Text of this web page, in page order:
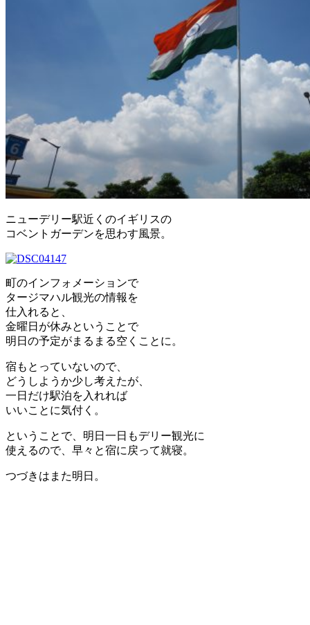
ニューデリー駅近くのイギリスの
コベントガーデンを思わす風景。
町のインフォメーションで
タージマハル観光の情報を
仕入れると、
金曜日が休みということで
明日の予定がまるまる空くことに。
宿もとっていないので、
どうしようか少し考えたが、
一日だけ駅泊を入れれば
いいことに気付く。
ということで、明日一日もデリー観光に
使えるので、早々と宿に戻って就寝。
つづきはまた明日。